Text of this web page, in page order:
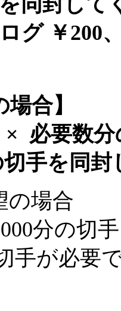
グ ￥200
合】
× 必要数
切手を同
の場合
分の切
手が必要